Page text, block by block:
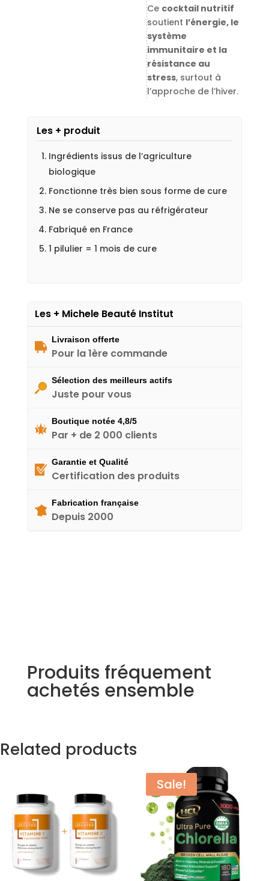
Ce cocktail nutritif
soutient l’énergie, le
système
immunitaire et la
résistance au
stress, surtout à
l’approche de l’hiver.
Les + produit
Ingrédients issus de l’agriculture
biologique
Fonctionne très bien sous forme de cure
Ne se conserve pas au réfrigérateur
Fabriqué en France
1 pilulier = 1 mois de cure
Les + Michele Beauté Institut
Livraison offerte
Pour la 1ère commande
Sélection des meilleurs actifs
Juste pour vous
Boutique notée 4,8/5
Par + de 2 000 clients
Garantie et Qualité
Certification des produits
Fabrication française
Depuis 2000
Produits fréquement
achetés ensemble
Related products
Sale!